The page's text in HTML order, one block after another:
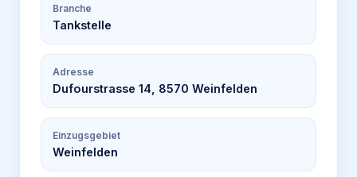
Branche
Tankstelle
Adresse
Dufourstrasse 14, 8570 Weinfelden
Einzugsgebiet
Weinfelden